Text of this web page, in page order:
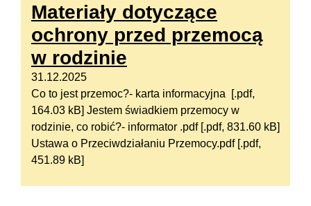
Materiały dotyczące
ochrony przed przemocą
w rodzinie
31.12.2025
Co to jest przemoc?- karta informacyjna [.pdf,
164.03 kB] Jestem świadkiem przemocy w
rodzinie, co robić?- informator .pdf [.pdf, 831.60 kB]
Ustawa o Przeciwdziałaniu Przemocy.pdf [.pdf,
451.89 kB]